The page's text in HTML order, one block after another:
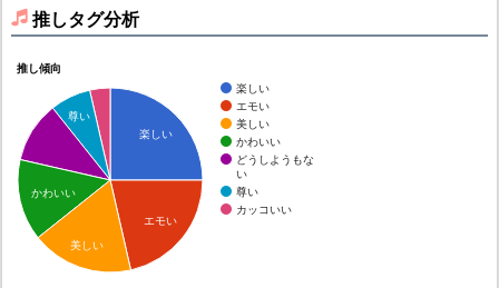
推しタグ分析
推し傾向
楽しい
エモい
美しい
かわいい
どうしようもな
い
尊い
カッコいい
楽しい
エモい
尊い
かわいい
美しい